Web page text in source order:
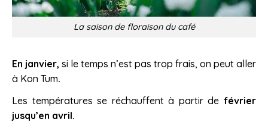
La saison de floraison du café
En janvier, si le temps n’est pas trop frais, on peut aller
à Kon Tum.
Les températures se réchauffent à partir de février
jusqu’en avril.